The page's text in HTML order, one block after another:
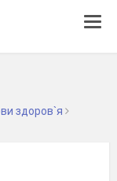
здоров`я